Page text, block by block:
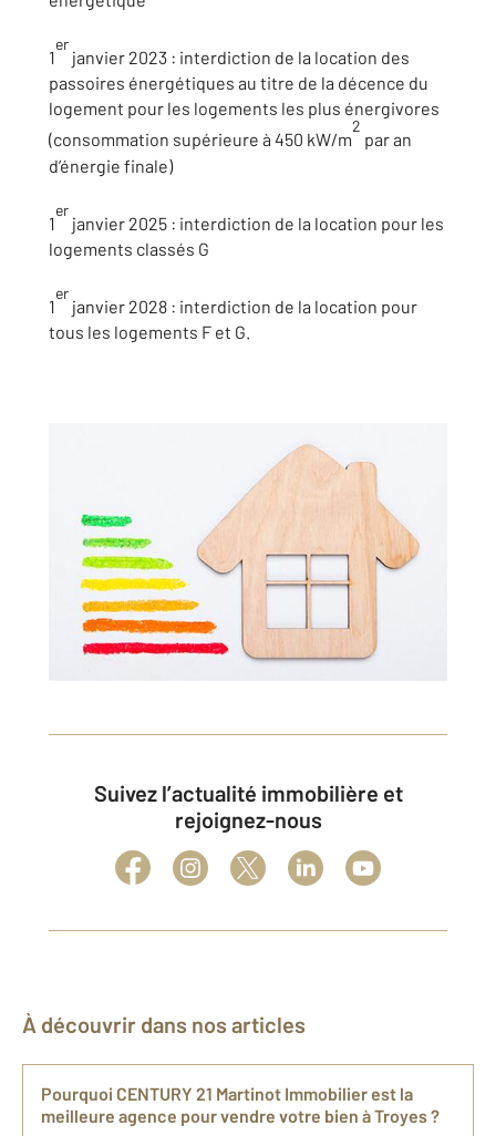
1
er
janvier 2023 : interdiction de la location des
passoires énergétiques au titre de la décence du
logement pour les logements les plus énergivores
(consommation supérieure à 450 kW/m
2
par an
d’énergie finale)
1
er
janvier 2025 : interdiction de la location pour les
logements classés G
1
er
janvier 2028 : interdiction de la location pour
tous les logements F et G.
Suivez l’actualité immobilière et
rejoignez-nous
À découvrir dans nos articles
Pourquoi CENTURY 21 Martinot Immobilier est la
meilleure agence pour vendre votre bien à Troyes ?